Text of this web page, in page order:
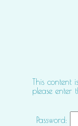
This content
please enter
Password: